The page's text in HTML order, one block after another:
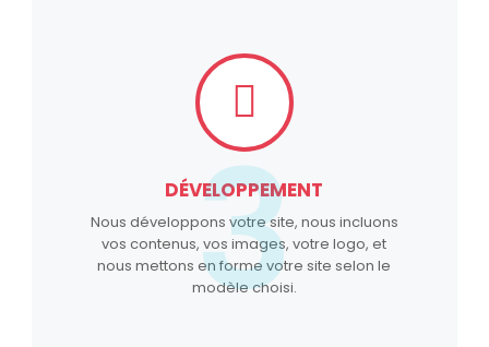
DÉVELOPPEMENT
Nous développons votre site, nous incluons
vos contenus, vos images, votre logo, et
nous mettons en forme votre site selon le
modèle choisi.
3